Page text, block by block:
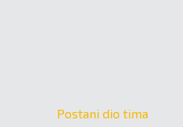
Postani dio tima